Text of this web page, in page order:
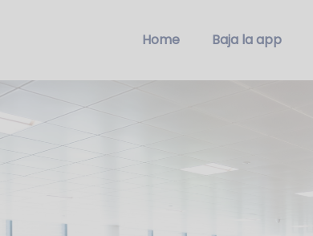
Home Baja la app